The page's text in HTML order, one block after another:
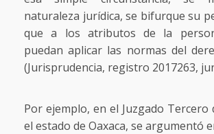
naturaleza jurídica, se bifurque su
que a los atributos de la
puedan aplicar las normas del
(Jurisprudencia, registro 2017263,
Por ejemplo, en el Juzgado
el estado de Oaxaca, se argumentó